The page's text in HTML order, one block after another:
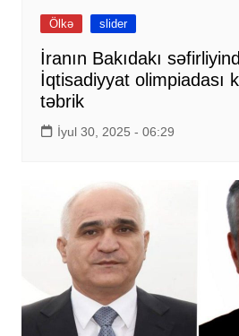
Ölkə slider
İranın Bakıdakı
İqtisadiyyat olimpiadası
təbrik
İyul 30, 2025 - 06:29